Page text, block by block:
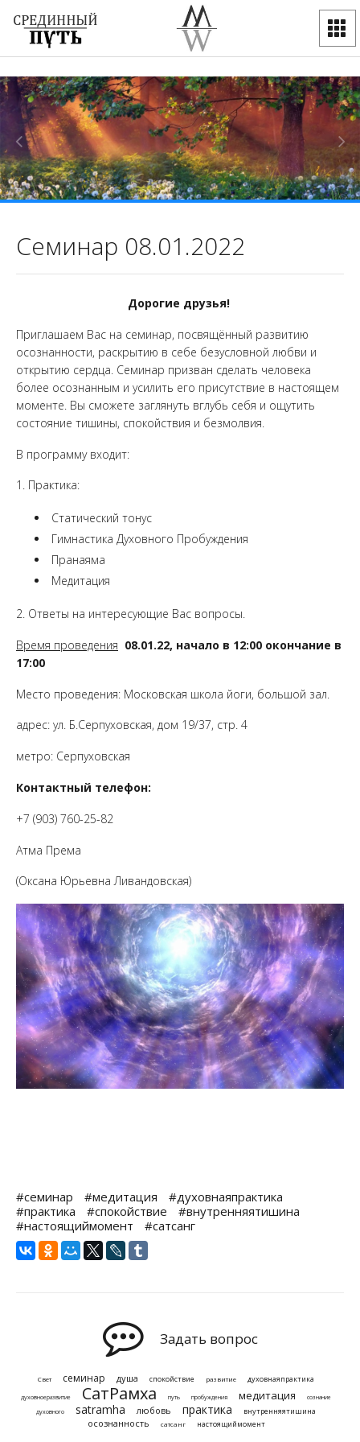
Семинар 08.01.2022
Дорогие друзья!
Приглашаем Вас на семинар, посвящённый развитию
осознанности, раскрытию в себе безусловной любви и
открытию сердца. Семинар призван сделать человека
более осознанным и усилить его присутствие в настоящем
моменте. Вы сможете заглянуть вглубь себя и ощутить
состояние тишины, спокойствия и безмолвия.
В программу входит:
1. Практика:
Статический тонус
Гимнастика Духовного Пробуждения
Пранаяма
Медитация
2. Ответы на интересующие Вас вопросы.
Время проведения 08.01.22, начало в 12:00 окончание в
17:00
Место проведения: Московская школа йоги, большой зал.
адрес: ул. Б.Серпуховская, дом 19/37, стр. 4
метро: Серпуховская
Контактный телефон:
+7 (903) 760-25-82
Атма Према
(Оксана Юрьевна Ливандовская)
#семинар #медитация
#духовнаяпрактика
#практика
#спокойствие
#внутренняятишина
#настоящиймомент
#сатсанг
Задать вопрос
Свет семинар душа спокойствие развитие духовнаяпрактика
духовноеразвитие СатРамха путь пробуждения медитация
сознание
духовного
satramha любовь практика внутренняятишина
осознанность сатсанг настоящиймомент